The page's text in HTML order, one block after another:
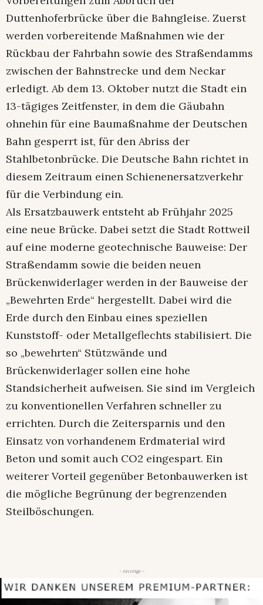
Duttenhoferbrücke über die Bahngleise. Zuerst
werden vorbereitende Maßnahmen wie der
Rückbau der Fahrbahn sowie des Straßendamms
zwischen der Bahnstrecke und dem Neckar
erledigt. Ab dem 13. Oktober nutzt die Stadt ein
13-tägiges Zeitfenster, in dem die Gäubahn
ohnehin für eine Baumaßnahme der Deutschen
Bahn gesperrt ist, für den Abriss der
Stahlbetonbrücke. Die Deutsche Bahn richtet in
diesem Zeitraum einen Schienenersatzverkehr
für die Verbindung ein.
Als Ersatzbauwerk entsteht ab Frühjahr 2025
eine neue Brücke. Dabei setzt die Stadt Rottweil
auf eine moderne geotechnische Bauweise: Der
Straßendamm sowie die beiden neuen
Brückenwiderlager werden in der Bauweise der
„Bewehrten Erde“ hergestellt. Dabei wird die
Erde durch den Einbau eines speziellen
Kunststoff- oder Metallgeflechts stabilisiert. Die
so „bewehrten“ Stützwände und
Brückenwiderlager sollen eine hohe
Standsicherheit aufweisen. Sie sind im Vergleich
zu konventionellen Verfahren schneller zu
errichten. Durch die Zeitersparnis und den
Einsatz von vorhandenem Erdmaterial wird
Beton und somit auch CO2 eingespart. Ein
weiterer Vorteil gegenüber Betonbauwerken ist
die mögliche Begrünung der begrenzenden
Steilböschungen.
- Anzeige -